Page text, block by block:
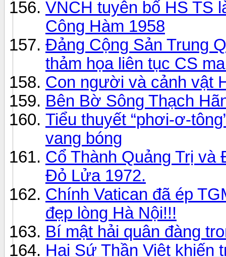
VNCH tuyên bố HS TS
Công Hàm 1958
Đảng Cộng Sản Trung
thảm họa liên tục CS
Con người và cảnh vật
Bên Bờ Sông Thạch
Tiểu thuyết “phơi-ơ-
vang bóng
Cổ Thành Quảng Trị và
Đỏ Lửa 1972.
Chính Vatican đã ép
đẹp lòng Hà Nội!!!
Bí mật hải quân đàng
Hai Sứ Thần Việt khiến